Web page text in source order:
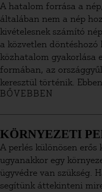
A hatalom forrása a
általában nem a nép
kivételesnek számító
a közvetlen döntéshozó
közhatalom gyakorlása
formában, az
keresztül történik.
hogyan indulhatsz az
BŐVEBBEN
KÖRNYEZETI
A perlés különösen erős
ugyanakkor egy
ügyvédre van szükség.
segítünk áttekinteni